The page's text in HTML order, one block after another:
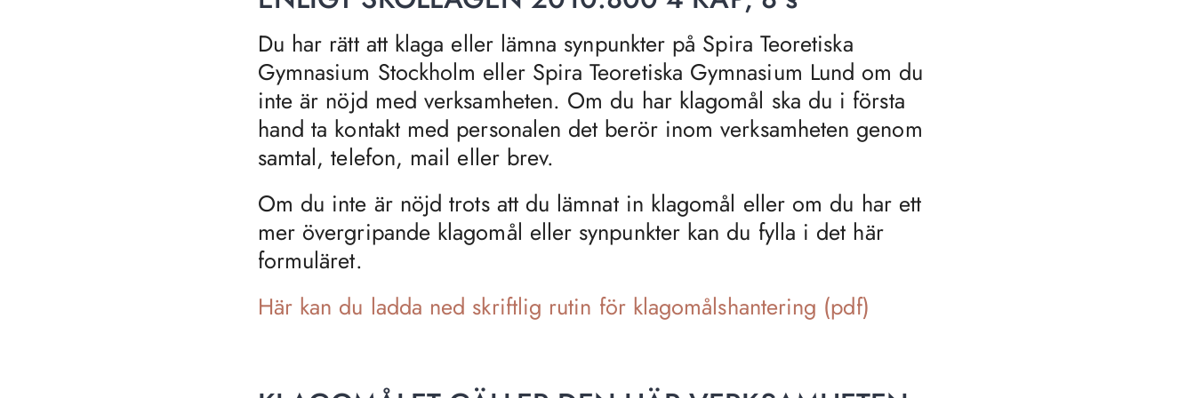
Du har rätt att klaga eller lämna synpunkter på Spira Teoretiska
Gymnasium Stockholm eller Spira Teoretiska Gymnasium Lund om du
inte är nöjd med verksamheten. Om du har klagomål ska du i första
hand ta kontakt med personalen det berör inom verksamheten genom
samtal, telefon, mail eller brev.
Om du inte är nöjd trots att du lämnat in klagomål eller om du har ett
mer övergripande klagomål eller synpunkter kan du fylla i det här
formuläret.
Här kan du ladda ned skriftlig rutin för klagomålshantering (pdf)